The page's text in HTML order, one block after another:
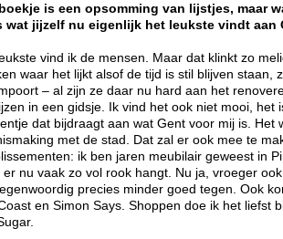
is een opsomming van lijstjes, maar
wat jijzelf nu eigenlijk het leukste vindt aan
vind ik de mensen. Maar dat klinkt zo
waar het lijkt alsof de tijd is stil blijven staan,
– al zijn ze daar nu hard aan het
in een gidsje. Ik vind het ook niet mooi, het
dat bijdraagt aan wat Gent voor mij is. Het
met de stad. Dat zal er ook mee te
ik ben jaren meubilair geweest in
nu vaak zo vol rook hangt. Nu ja, vroeger
precies minder goed tegen. Ook
en Simon Says. Shoppen doe ik het liefst